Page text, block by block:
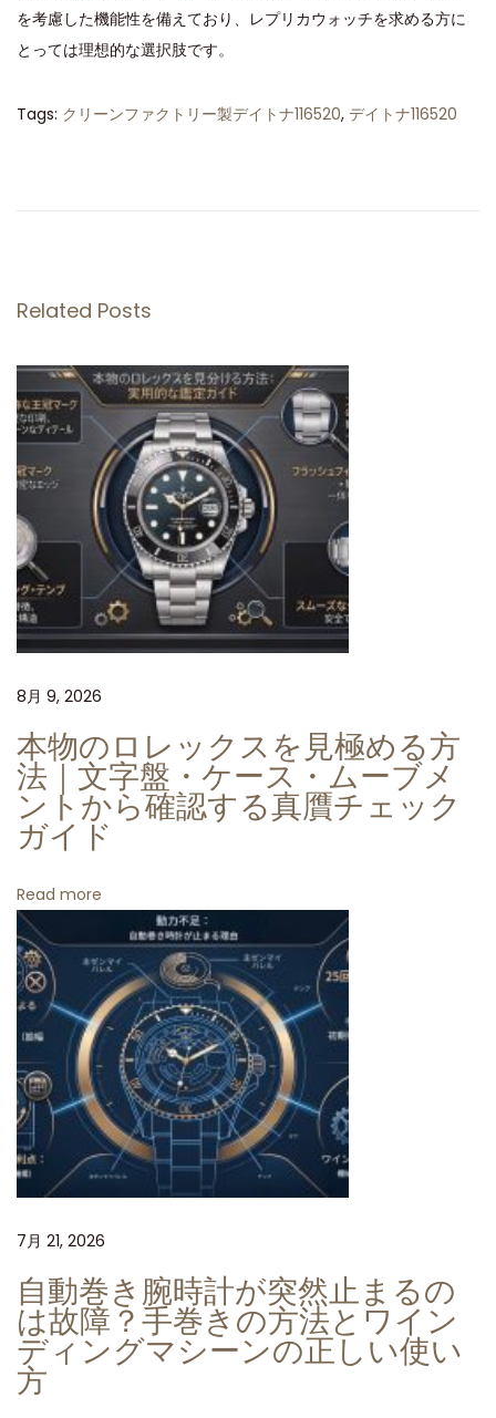
を考慮した機能性を備えており、レプリカウォッチを求める方に
とっては理想的な選択肢です。
Tags: クリーンファクトリー製デイトナ116520, デイトナ116520
ァ
ト
リ
ー
ロ
レ
ッ
ク
ス
サ
マ
リ
ー
ナ
ー
2
6
6
1
3
L
B
コ
ン
ビ
ゴ
ー
ド
4
1
m
Related Posts
8月 9, 2026
本物のロレックスを見極める方
法｜文字盤・ケース・ムーブメ
ントから確認する真贋チェック
ガイド
Read more
7月 21, 2026
自動巻き腕時計が突然止まるの
は故障？手巻きの方法とワイン
ディングマシーンの正しい使い
方